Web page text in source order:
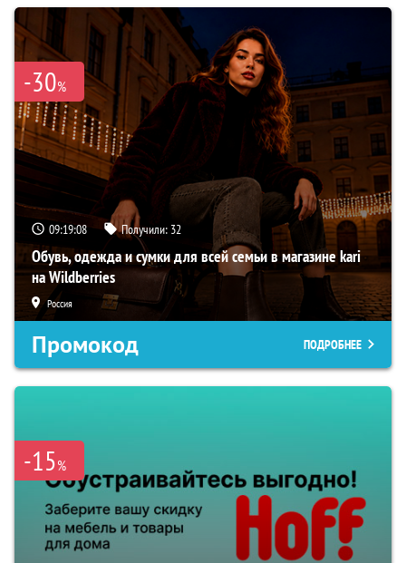
-30%
09:19:07 Получили: 32
Обувь, одежда и сумки для всей семьи в магазине kari
на Wildberries
Россия
Промокод ПОДРОБНЕЕ
-15%